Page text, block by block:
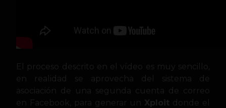
El proceso descrito en el vídeo es muy sencillo,
en realidad se aprovecha del sistema de
asociación de una segunda cuenta de correo
en Facebook, para generar un Xploit donde el